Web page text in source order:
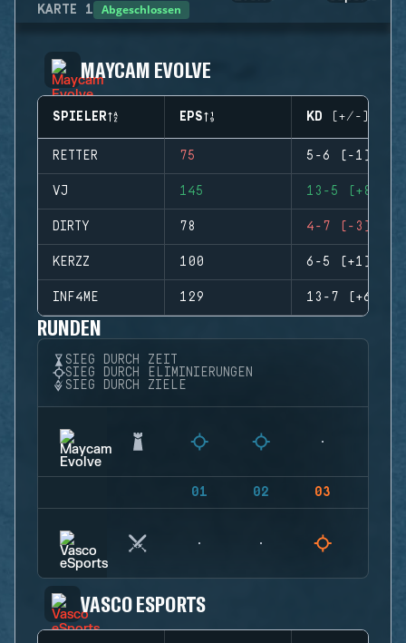
KARTE 1 Abgeschlossen
MAYCAM EVOLVE
SPIELER EPS KD (+/-)
RETTER 75 5-6 (-1)
VJ 145 13-5 (+8)
DIRTY 78 4-7 (-3)
KERZZ 100 6-5 (+1)
INF4ME 129 13-7 (+6)
RUNDEN
SIEG DURCH ZEIT
SIEG DURCH ELIMINIERUNGEN
SIEG DURCH ZIELE
01 02 03
VASCO ESPORTS